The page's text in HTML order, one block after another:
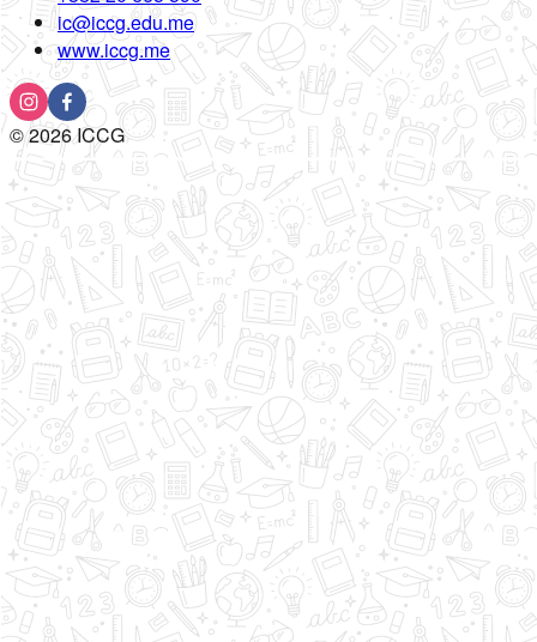
ic@iccg.edu.me
www.iccg.me
©2026ICCG